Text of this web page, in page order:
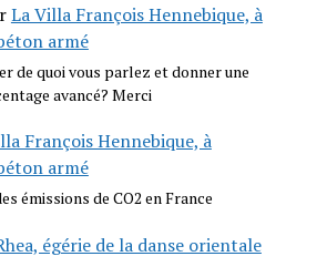
La Villa François Hennebique, à
armé
de quoi vous parlez et donner une
avancé? Merci
François Hennebique, à
armé
émissions de CO2 en France
égérie de la danse orientale